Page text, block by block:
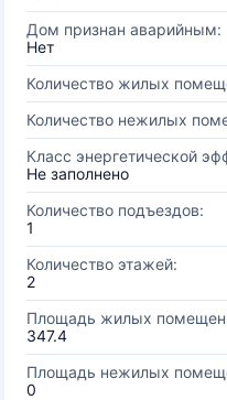
Дом признан аварийным:
Нет
Количество жилых
Количество нежилых
Класс энергетической
Не заполнено
Количество подъездов:
1
Количество этажей:
2
Площадь жилых
347.4
Площадь нежилых
0